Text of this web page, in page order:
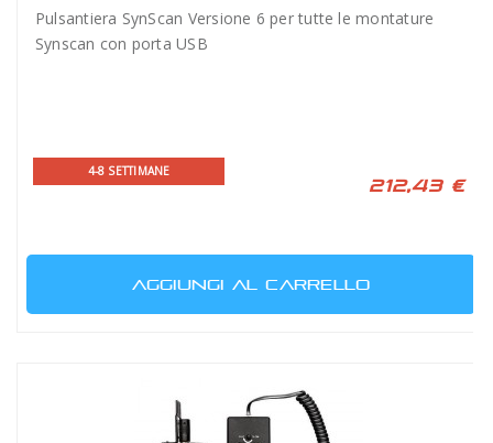
Pulsantiera SynScan Versione 6 per tutte le montature
Synscan con porta USB
4-8 SETTIMANE
212,43 €
AGGIUNGI AL CARRELLO